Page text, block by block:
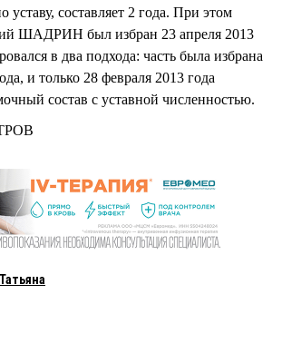
составляет 2 года. При этом
ШАДРИН был избран 23 апреля 2013
в два подхода: часть была избрана
и только 28 февраля 2013 года
состав с уставной численностью.